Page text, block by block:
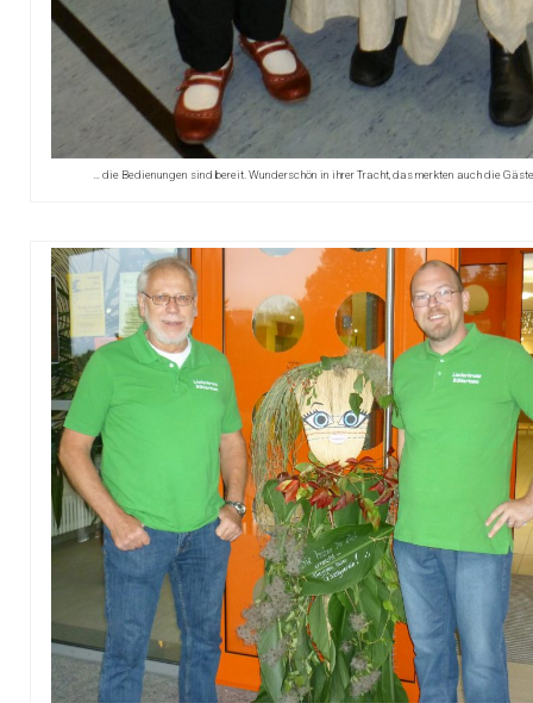
… die Bedienungen sind bereit. Wunderschön in ihrer Tracht, das merkten auch die